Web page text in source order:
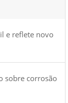
e reflete novo
sobre corrosão